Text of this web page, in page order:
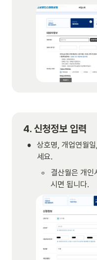
4. 신청정보 입력
•
상호명, 개업연월
세요.
◦ 결산월은 개인
시면 됩니다.